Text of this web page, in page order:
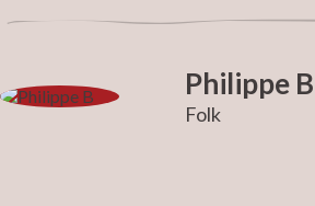
Philippe B
Folk